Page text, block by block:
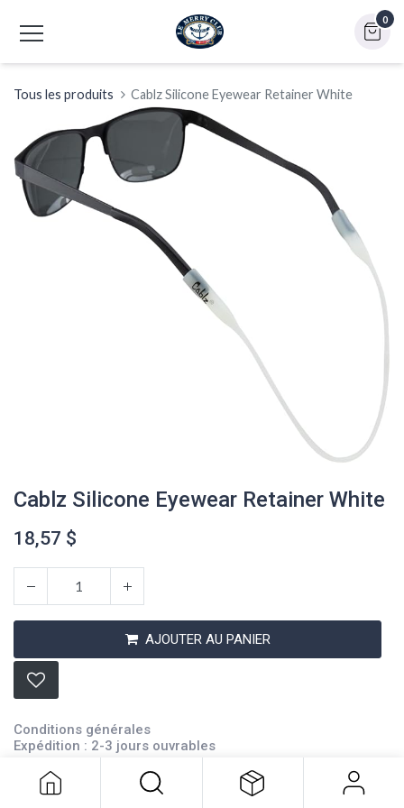
0
Tous les produits Cablz Silicone Eyewear Retainer White
Cablz Silicone Eyewear Retainer White
18,57 $
AJOUTER AU PANIER
Conditions générales
Expédition : 2-3 jours ouvrables
White
18,57$